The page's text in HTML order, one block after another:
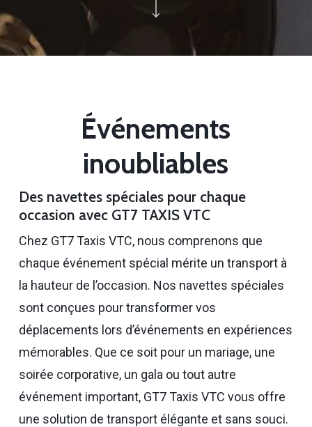
Événements
inoubliables
Des navettes spéciales pour chaque
occasion avec GT7 TAXIS VTC
Chez GT7 Taxis VTC, nous comprenons que
chaque événement spécial mérite un transport à
la hauteur de l’occasion. Nos navettes spéciales
sont conçues pour transformer vos
déplacements lors d’événements en expériences
mémorables. Que ce soit pour un mariage, une
soirée corporative, un gala ou tout autre
événement important, GT7 Taxis VTC vous offre
une solution de transport élégante et sans souci.